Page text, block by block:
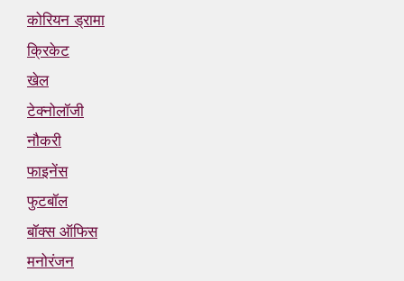
कोरियन ड्रामा
क्रिकेट
खेल
टेक्नोलॉजी
नौकरी
फाइनेंस
फुटबॉल
बॉक्स ऑफिस
मनोरंजन